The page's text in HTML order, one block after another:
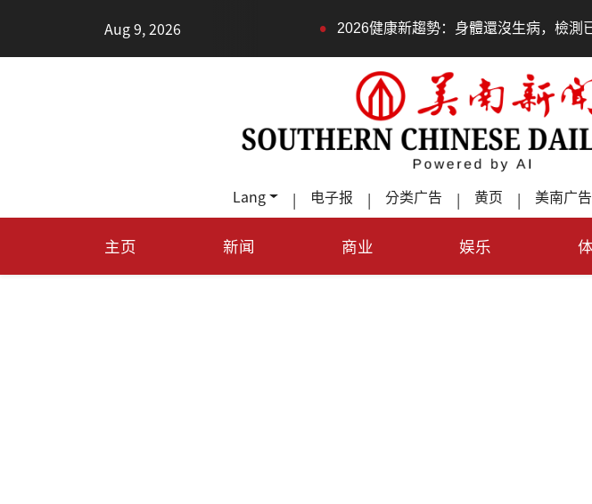
Aug 9, 2026 2026健康新趨勢：身體還沒生病，檢測已看見變化 •
Lang | 电子报 | 分类广告 | 黄页 | 美南广
主页 新闻 商业 娱乐